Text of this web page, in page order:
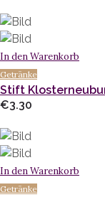
In den Warenkorb
Getränke
Stift
€3.30
In den Warenkorb
Getränke